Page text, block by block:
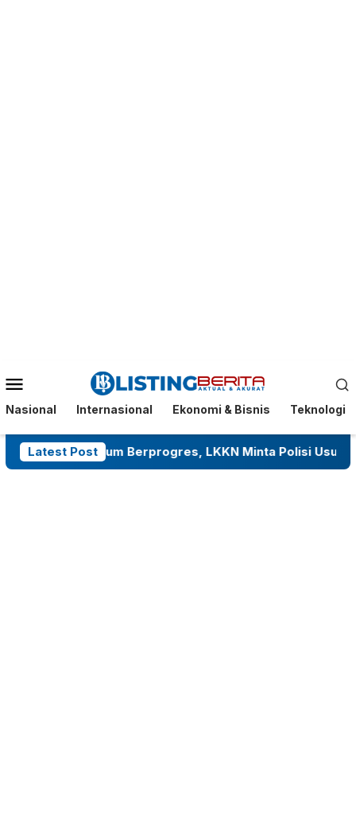
Mobile
Nasional Internasional Ekonomi & Bisnis Teknologi
Latest Post
Belum Berprogres, LKKN Minta Polisi Usut Tuntas